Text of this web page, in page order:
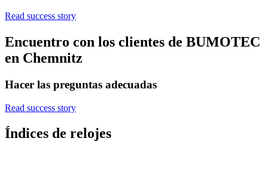
Read success story
Encuentro con los clientes de BUMOTEC
en Chemnitz
Hacer las preguntas adecuadas
Read success story
Índices de relojes